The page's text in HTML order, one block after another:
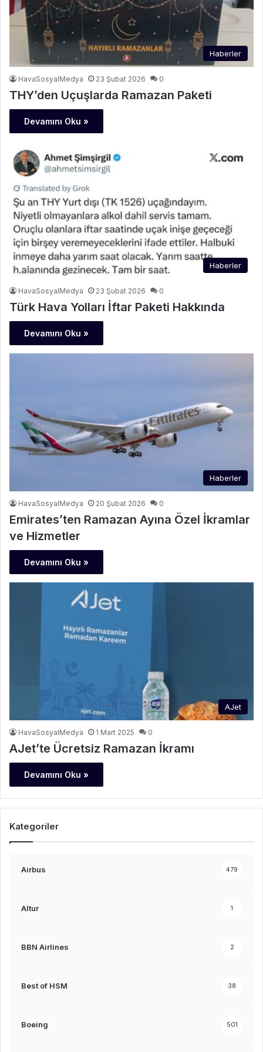
Haberler
HavaSosyalMedya 23 Şubat 2026 0
THY’den Uçuşlarda Ramazan Paketi
Devamını Oku »
Haberler
HavaSosyalMedya 23 Şubat 2026 0
Türk Hava Yolları İftar Paketi Hakkında
Devamını Oku »
Haberler
HavaSosyalMedya 20 Şubat 2026 0
Emirates’ten Ramazan Ayına Özel İkramlar
ve Hizmetler
Devamını Oku »
AJet
HavaSosyalMedya 1 Mart 2025 0
AJet’te Ücretsiz Ramazan İkramı
Devamını Oku »
Kategoriler
Airbus 479
Altur 1
BBN Airlines 2
Best of HSM 38
Boeing 501